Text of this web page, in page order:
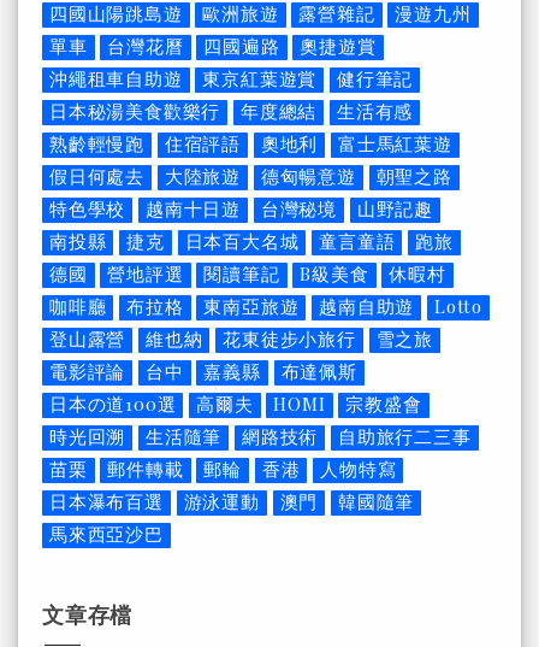
四國山陽跳島遊
歐洲旅遊 露營雜記
漫遊九州
單車
台灣花曆 四國遍路
奧捷遊賞
沖繩租車自助遊
東京紅葉遊賞
健行筆記
日本秘湯美食歡樂行
年度總結
生活有感
熟齡輕慢跑
住宿評語 奧地利
富士馬紅葉遊
假日何處去
大陸旅遊 德匈暢意遊
朝聖之路
特色學校
越南十日遊 台灣秘境
山野記趣
南投縣
捷克 日本百大名城 童言童語
跑旅
德國
營地評選 閱讀筆記 B級美食
休暇村
咖啡廳
布拉格 東南亞旅遊 越南自助遊
Lotto
登山露營
維也納 花東徒步小旅行
雪之旅
電影評論
台中 嘉義縣
布達佩斯
日本の道100選
高爾夫 HOMI
宗教盛會
時光回溯
生活隨筆 網路技術
自助旅行二三事
苗栗
郵件轉載 郵輪 香港
人物特寫
日本瀑布百選
游泳運動 澳門
韓國隨筆
馬來西亞沙巴
文章存檔